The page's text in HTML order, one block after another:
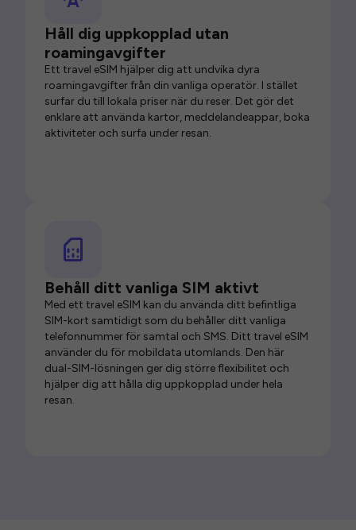
Håll dig uppkopplad utan
roamingavgifter
Ett travel eSIM hjälper dig att undvika dyra
roamingavgifter från din vanliga operatör. I stället
surfar du till lokala priser när du reser. Det gör det
enklare att använda kartor, meddelandeappar, boka
aktiviteter och surfa under resan.
Behåll ditt vanliga SIM aktivt
Med ett travel eSIM kan du använda ditt befintliga
SIM-kort samtidigt som du behåller ditt vanliga
telefonnummer för samtal och SMS. Ditt travel eSIM
använder du för mobildata utomlands. Den här
dual-SIM-lösningen ger dig större flexibilitet och
hjälper dig att hålla dig uppkopplad under hela
resan.